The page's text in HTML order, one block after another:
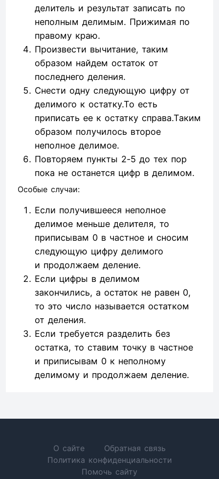
делитель и результат записать по
неполным делимым. Прижимая по
правому краю.
Произвести вычитание, таким
образом найдем остаток от
последнего деления.
Снести одну следующую цифру от
делимого к остатку.То есть
приписать ее к остатку справа.Таким
образом получилось второе
неполное делимое.
Повторяем пункты 2-5 до тех пор
пока не останется цифр в делимом.
Особые случаи:
Если получившееся неполное
делимое меньше делителя, то
приписывам 0 в частное и сносим
следующую цифру делимого
и продолжаем деление.
Если цифры в делимом
закончились, а остаток не равен 0,
то это число называется остатком
от деления.
Если требуется разделить без
остатка, то ставим точку в частное
и приписывам 0 к неполному
делимому и продолжаем деление.
О сайте
Обратная связь
Политика конфиденциальности
Помочь сайту